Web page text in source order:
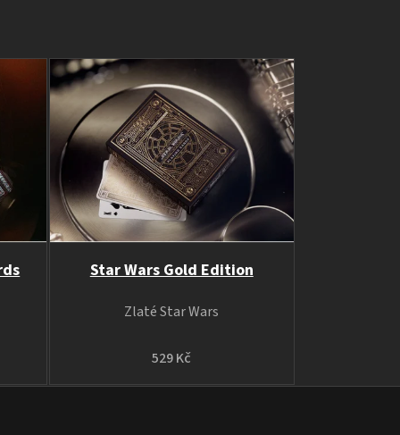
Star Wars Gold Edition
529 Kč
Zlaté Star Wars